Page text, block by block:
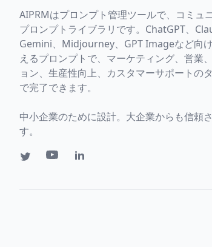
AIPRMはプロンプト管理ツールで、コミュ
プロンプトライブラリです。ChatGPT、
Gemini、Midjourney、GPT Imageなど向
えるプロンプトで、マーケティング、営業
ョン、生産性向上、カスタマーサポートの
で完了できます。
中小企業のために設計。大企業からも信頼
す。